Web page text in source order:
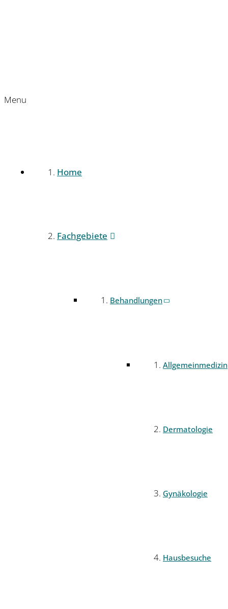
Menu
Home
Fachgebiete
Behandlungen
Allgemeinmedizin
Dermatologie
Gynäkologie
Hausbesuche